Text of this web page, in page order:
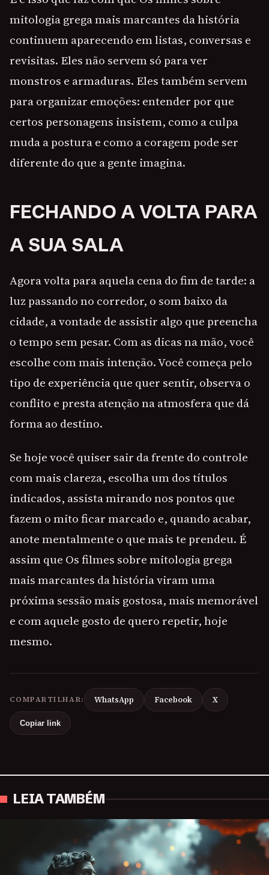
mitologia grega mais marcantes da história
continuem aparecendo em listas, conversas e
revisitas. Eles não servem só para ver
monstros e armaduras. Eles também servem
para organizar emoções: entender por que
certos personagens insistem, como a culpa
muda a postura e como a coragem pode ser
diferente do que a gente imagina.
FECHANDO A VOLTA PARA
A SUA SALA
Agora volta para aquela cena do fim de tarde: a
luz passando no corredor, o som baixo da
cidade, a vontade de assistir algo que preencha
o tempo sem pesar. Com as dicas na mão, você
escolhe com mais intenção. Você começa pelo
tipo de experiência que quer sentir, observa o
conflito e presta atenção na atmosfera que dá
forma ao destino.
Se hoje você quiser sair da frente do controle
com mais clareza, escolha um dos títulos
indicados, assista mirando nos pontos que
fazem o mito ficar marcado e, quando acabar,
anote mentalmente o que mais te prendeu. É
assim que Os filmes sobre mitologia grega
mais marcantes da história viram uma
próxima sessão mais gostosa, mais memorável
e com aquele gosto de quero repetir, hoje
mesmo.
COMPARTILHAR: WhatsApp Facebook X
Copiar link
LEIA TAMBÉM